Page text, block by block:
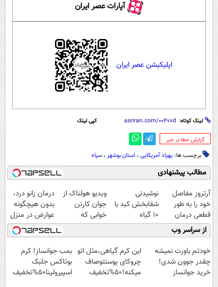
آپارات عصر ایران
اپلیکیشن عصر ایران
لینک کوتاه: کپی لینک
‌گزارش خطا در خبر
برچسب ها: پهپاد آمریکایی ، استان بوشهر ، سپاه
مطالب پیشنهادی
آرتروز مفاصل
خود را به طور
قطعی درمان
کنید!
◗پرسش‌نامه◖
نوشیدنی
شفابخش کبد با
10 گیاه
موثر(تخفیف تا
امشب)
ویدیو هولناک از
جوان کارتن
خوابی که
میلیاردر شد.
آموزش رایگان
درمان زانو درد،
بدون هیچگونه
عوارض در منزل
(◂پرسش‌نامه)
از سراسر وب
خودتم باورت نمیشه
چقدر جوون شدی!
خرید جوانساز
این کرم گیاهی،مثل اتو
چروکای پوستتوصاف
میکنه!50%تخفیف
بمب جوانساز! کرم
بوتاکس جلبک
اسپیرولینا50%تخفیف